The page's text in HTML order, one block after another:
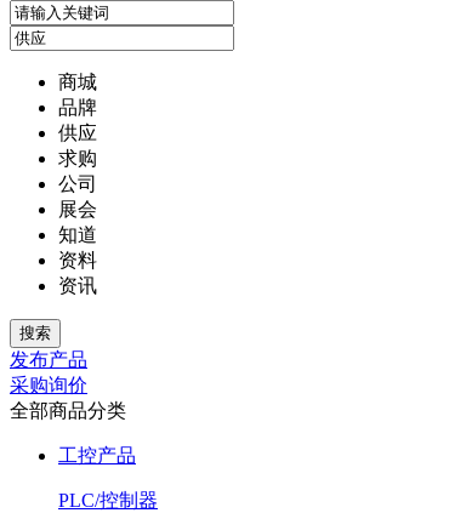
商城
品牌
供应
求购
公司
展会
知道
资料
资讯
发布产品
采购询价
全部商品分类
工控产品
PLC/控制器